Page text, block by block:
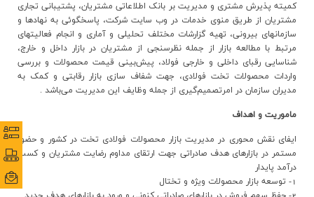
کميته پذيرش مشتري و مديريت بر بانک اطلاعاتي مشتريان، پشتيباني تجاري
مشتريان از طريق منوي خدمات در وب سايت شرکت، پاسخگوئي به نهادها و
سازمانهاي بيروني، تهيه گزارشات مختلف تحليلي و آماري و انجام فعاليتهاي
مرتبط با مطالعه بازار از جمله نظرسنجي از مشتريان در بازار داخل و خارج،
شناسايي رقباي داخلي و خارجي فولاد، پيش‌بيني قيمت محصولات و بررسي
واردات محصولات تخت فولادي، جهت شفاف سازي بازار رقابتي و کمک به
مديران سازمان در امرتصميم‌گيري از جمله وظايف اين مديريت مي‌باشد .
ماموریت و اهداف
ایفای نقش محوری در مدیریت بازار محصولات فولادی تخت در کشور و حضور
مستمر در بازارهای هدف صادراتی جهت ارتقای مداوم رضایت مشتریان و کسب
درآمد پایدار
1- توسعه بازار محصولات ویژه و تختال